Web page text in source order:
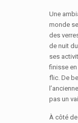
Une
monde
des
de nuit
ses
finisse en
flic. De
pas un
À côté de